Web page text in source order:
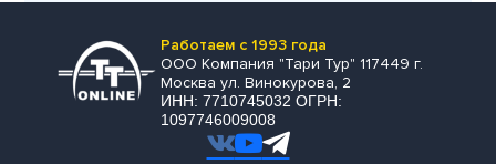
Работаем с 1993 года
ООО Компания "Тари Тур" 117449 г.
Москва ул. Винокурова, 2
ИНН: 7710745032 ОГРН:
1097746009008